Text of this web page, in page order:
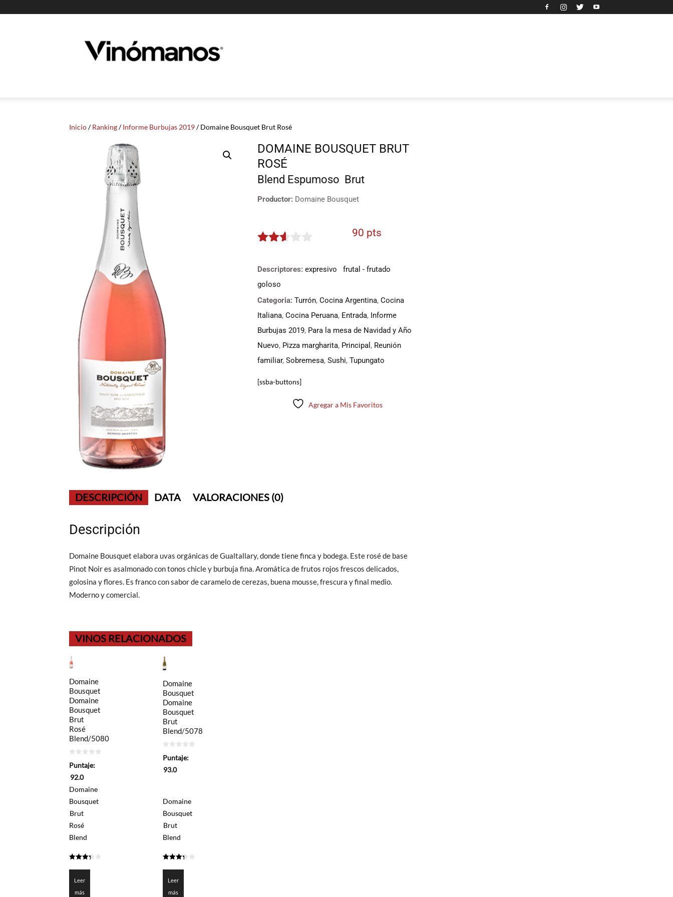
Vinomanos
Inicio/Ranking/Informe Burbujas 2019/ Domaine Bousquet Brut Rosé
DOMAINE BOUSQUET BRUT
ROSÉ
Blend Espumoso Brut
Productor: Domaine Bousquet
90 pts
Descriptores: expresivo
frutal - frutado
goloso
Categoria: Turrón, Cocina Argentina, Cocina
Italiana, Cocina Peruana, Entrada, Informe
Burbujas 2019, Para la mesa de Navidad y Año
Nuevo, Pizza margharita, Principal , Reunión
familiar, Sobremesa, Sushi, Tupungato
[ssba-buttons]
Agregar a Mis Favoritos
DESCRIPCIÓN DATA VALORACIONES (0)
Descripción
Domaine Bousquet elabora uvas orgánicas de Gualtallary, donde tiene finca y bodega. Este rosé de base
Pinot Noir es asalmonado con tonos chicle y burbuja fina. Aromática de frutos rojos frescos delicados,
golosina y flores. Es franco con sabor de caramelo de cerezas, buena mousse, frescura y final medio.
Moderno y comercial.
VINOS RELACIONADOS
Domaine
Bousquet
Domaine
Bousquet
Brut
Rosé
Blend/5080
de
Puntaje:
92.0
Domaine
Bousquet
Brut
Rosé
Blend
de 5
Leer
más
Domaine
Bousquet
Domaine
Bousquet
Brut
Blend/5078
de
Puntaje:
93.0
Domaine
Bousquet
Brut
Blend
de 5
Leer
más